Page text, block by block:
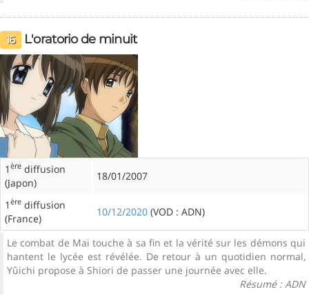
16 L'oratorio de minuit
1 ère diffusion
(Japon)
18/01/2007
1 ère diffusion
(France)
10/12/2020 (VOD : ADN)
Le combat de Mai touche à sa fin et la vérité sur les démons qui
hantent le lycée est révélée. De retour à un quotidien normal,
Yûichi propose à Shiori de passer une journée avec elle.
Résumé : ADN